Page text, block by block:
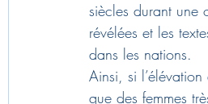
siècles durant une
révélées et les
dans les nations.
Ainsi, si
que des femmes